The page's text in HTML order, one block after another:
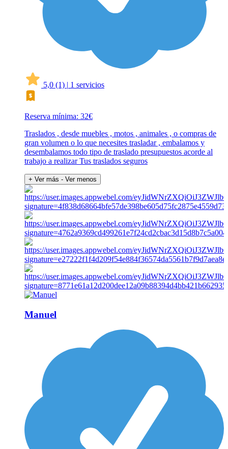
5,0 (1) | 1 servicios
Reserva mínima: 32€
Traslados , desde muebles , motos , animales , o compras de
gran volumen o lo que necesites trasladar , embalamos y
desembalamos todo tipo de traslado presupuestos acorde al
trabajo a realizar Tus traslados seguros
+ Ver más - Ver menos
Manuel